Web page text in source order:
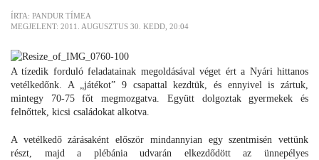
ÍRTA: PANDUR TÍMEA
MEGJELENT: 2011. AUGUSZTUS 30. KEDD, 20:04
A tízedik forduló feladatainak megoldásával véget ért a Nyári hittanos
vetélkedőnk. A „játékot” 9 csapattal kezdtük, és ennyivel is zártuk,
mintegy 70-75 főt megmozgatva. Együtt dolgoztak gyermekek és
felnőttek, kicsi családokat alkotva.
A vetélkedő zárásaként először mindannyian egy szentmisén vettünk
részt, majd a plébánia udvarán elkezdődött az ünnepélyes